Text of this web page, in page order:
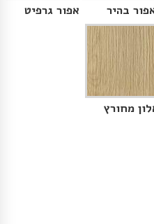
בהיר אפור גרפיט
מחורץ